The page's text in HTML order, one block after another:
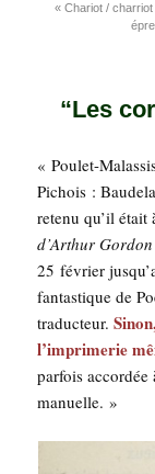
« Cha­riot /
“Les
« Pou­let-
Pichois :
rete­nu qu’il
d’Arthur
25 février
fan­tas­tique de
tra­duc­teur.
l’imprimerie
par­fois
manuelle. »